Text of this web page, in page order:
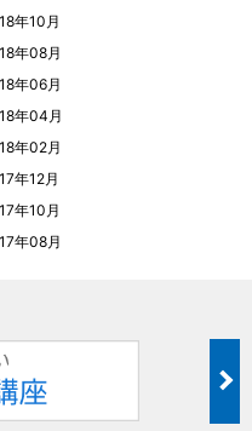
年10月
年08月
年06月
年04月
年02月
年12月
年10月
年08月